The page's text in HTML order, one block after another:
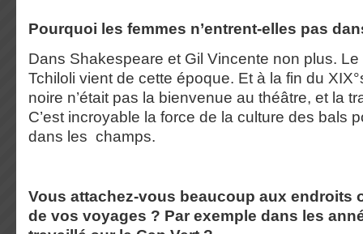
Pourquoi les femmes n’entrent-elles pas
Dans Shakespeare et Gil Vincente non plus. Le
Tchiloli vient de cette époque. Et à la fin du
noire n’était pas la bienvenue au théâtre, et la
C’est incroyable la force de la culture des bals
dans les champs.
Vous attachez-vous beaucoup aux endroits
de vos voyages ? Par exemple dans les